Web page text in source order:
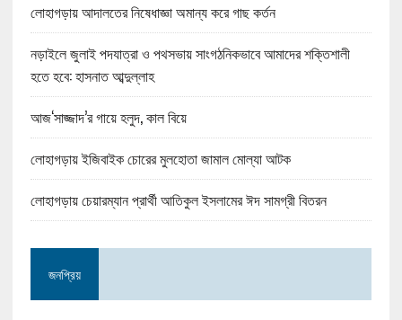
লোহাগড়ায় আদালতের নিষেধাজ্ঞা অমান্য করে গাছ কর্তন
নড়াইলে জুলাই পদযাত্রা ও পথসভায় সাংগঠনিকভাবে আমাদের শক্তিশালী
হতে হবে: হাসনাত আব্দুল্লাহ
আজ‘সাজ্জাদ’র গায়ে হলুদ, কাল বিয়ে
লোহাগড়ায় ইজিবাইক চোরের মুলহোতা জামাল মোল্যা আটক
লোহাগড়ায় চেয়ারম্যান প্রার্থী আতিকুল ইসলামের ঈদ সামগ্রী বিতরন
জনপ্রিয়